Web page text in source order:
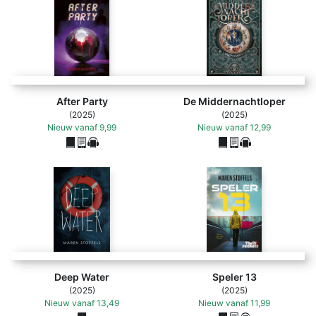
Omdat jij anders bent
2016Ik zie je tussen de wolken
Wikipedia
After Party
(2025)
Nieuw vanaf 9,99
De Middernachtloper
(2025)
Nieuw vanaf 12,99
Deep Water
(2025)
Nieuw vanaf 13,49
Speler 13
(2025)
Nieuw vanaf 11,99